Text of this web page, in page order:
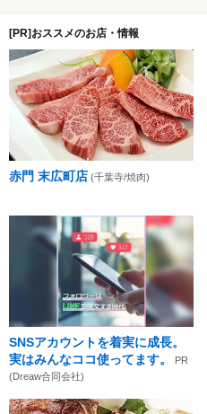
[PR]おススメのお店・情報
赤門 末広町店 (千葉寺/焼肉)
SNSアカウントを着実に成長。
実はみんなココ使ってます。
PR
(Dreaw合同会社)